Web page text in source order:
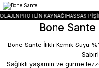
5400 TL ÜZERİ
PROTEİN KAYNAĞIHASSAS
Bone
Bone Sante İlikli Kemik Suyu
Sağlıklı yaşamın ve gurme